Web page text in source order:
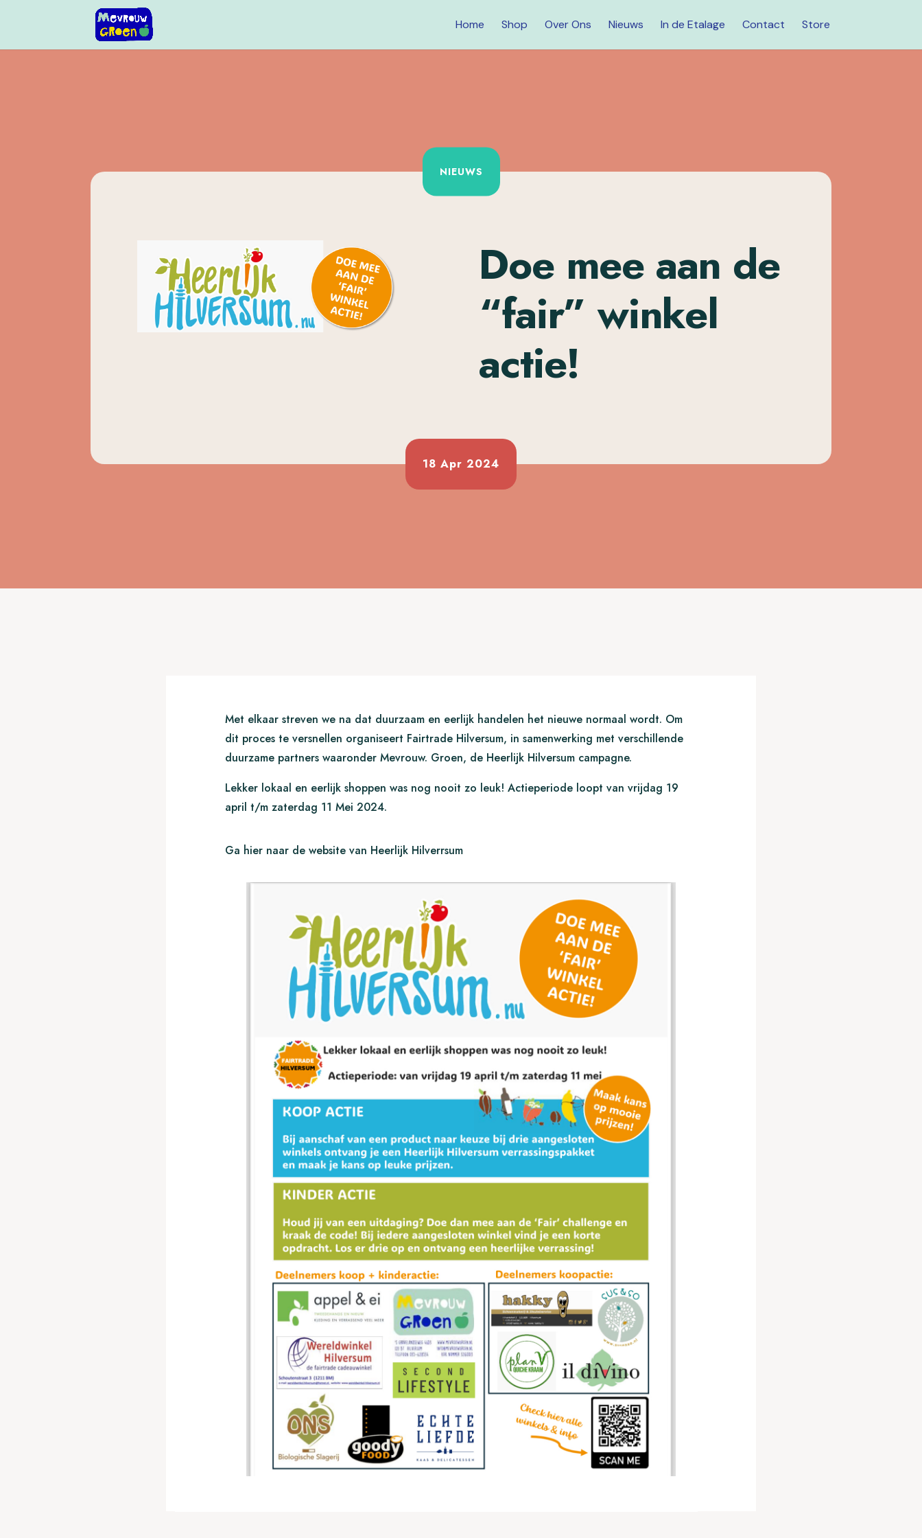
Home Shop Over Ons Nieuws In de Etalage Contact Store
NIEUWS
Doe mee aan de
“fair” winkel
actie!
18 Apr 2024
Met elkaar streven we na dat duurzaam en eerlijk handelen het nieuwe normaal wordt. Om
dit proces te versnellen organiseert Fairtrade Hilversum, in samenwerking met verschillende
duurzame partners waaronder Mevrouw. Groen, de Heerlijk Hilversum campagne.
Lekker lokaal en eerlijk shoppen was nog nooit zo leuk! Actieperiode loopt van vrijdag 19
april t/m zaterdag 11 Mei 2024.
Ga hier naar de website van Heerlijk Hilverrsum